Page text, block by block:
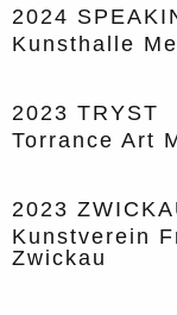
2024
Kunsthalle
2023 TRYST
Torrance Art
2023
Kunstverein
Zwickau